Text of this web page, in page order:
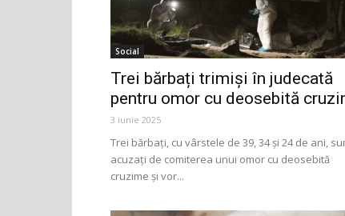
Social
Trei bărbați trimiși în judecată
pentru omor cu deosebită
3 iunie 2025
Trei bărbați, cu vârstele de 39, 34 și 24 de ani,
acuzați de comiterea unui omor cu deosebită
cruzime și vor...